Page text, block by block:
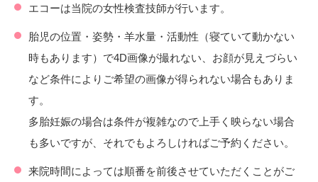
エコーは当院の女性検査技師が行います。
胎児の位置・姿勢・羊水量・活動性（寝ていて動かない
時もあります）で4D画像が撮れない、お顔が見えづらい
など条件によりご希望の画像が得られない場合もありま
す。
多胎妊娠の場合は条件が複雑なので上手く映らない場合
も多いですが、それでもよろしければご予約ください。
来院時間によっては順番を前後させていただくことがご